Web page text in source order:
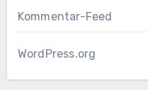
Kommentar-Feed
WordPress.org